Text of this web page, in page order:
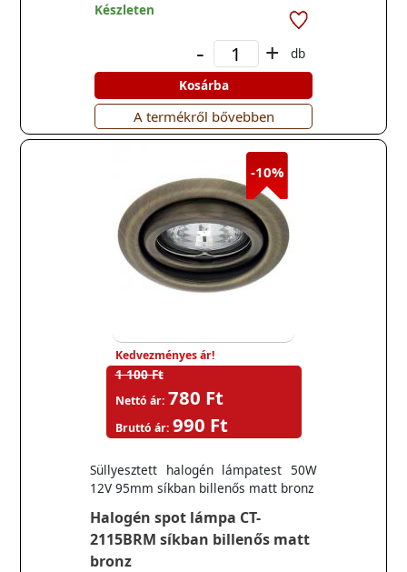
Készleten
- +
db
Kosárba
A termékről bővebben
-10%
Halogén spot lámpa CT-
2115BRM síkban billenős matt
bronz
Süllyesztett halogén lámpatest 50W
12V 95mm síkban billenős matt bronz
Kedvezményes ár!
1 100 Ft
Nettó ár: 780 Ft
Bruttó ár: 990 Ft